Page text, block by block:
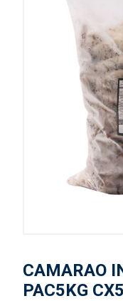
CAMARAO
PAC5KG